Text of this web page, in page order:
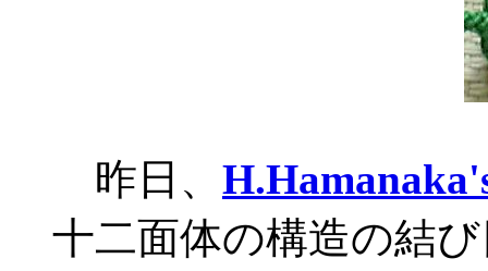
昨日、
十二面体の構造の結